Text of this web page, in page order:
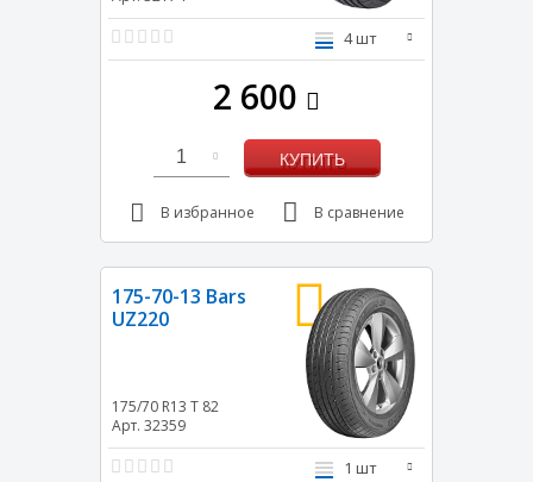
4 шт
2 600
1 КУПИТЬ
В избранное В сравнение
175-70-13 Bars
UZ220
175/70 R13 T 82
Арт. 32359
1 шт